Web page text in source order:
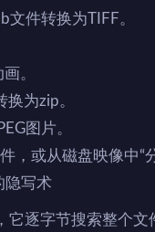
件转换为TIFF。
。
为zip。
图片。
，或从磁盘映像中“
隐写术
逐字节搜索整个文